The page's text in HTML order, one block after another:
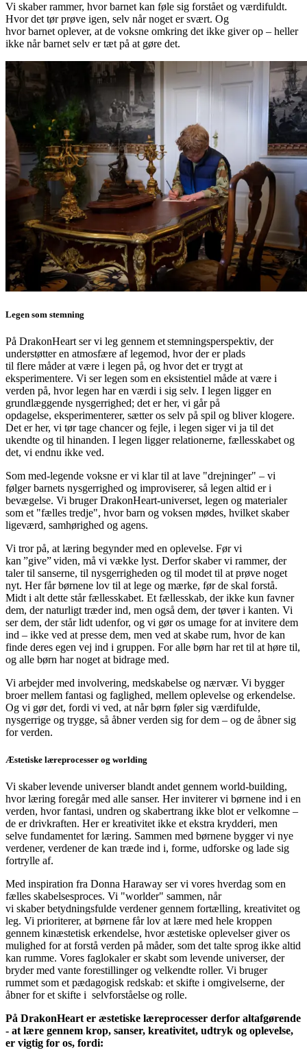
Vi skaber rammer, hvor barnet kan føle sig forstået og værdifuldt.
Hvor det tør prøve igen, selv når noget er svært. Og
hvor barnet oplever, at de voksne omkring det ikke giver op – heller
ikke når barnet selv er tæt på at gøre det.
Legen som stemning
På DrakonHeart ser vi leg gennem et stemningsperspektiv, der
understøtter en atmosfære af legemod, hvor der er plads
til flere måder at være i legen på, og hvor det er trygt at
eksperimentere. Vi ser legen som en eksistentiel måde at være i
verden på, hvor legen har en værdi i sig selv. I legen ligger en
grundlæggende nysgerrighed; det er her, vi går på
opdagelse, eksperimenterer, sætter os selv på spil og bliver klogere.
Det er her, vi tør tage chancer og fejle, i legen siger vi ja til det
ukendte og til hinanden. I legen ligger relationerne, fællesskabet og
det, vi endnu ikke ved.
Som med-legende voksne er vi klar til at lave "drejninger" – vi
følger barnets nysgerrighed og improviserer, så legen altid er i
bevægelse. Vi bruger DrakonHeart-universet, legen og materialer
som et "fælles tredje", hvor barn og voksen mødes, hvilket skaber
ligeværd, samhørighed og agens.
Vi tror på, at læring begynder med en oplevelse. Før vi
kan ”give” viden, må vi vække lyst. Derfor skaber vi rammer, der
taler til sanserne, til nysgerrigheden og til modet til at prøve noget
nyt. Her får børnene lov til at lege og mærke, før de skal forstå.
Midt i alt dette står fællesskabet. Et fællesskab, der ikke kun favner
dem, der naturligt træder ind, men også dem, der tøver i kanten. Vi
ser dem, der står lidt udenfor, og vi gør os umage for at invitere dem
ind – ikke ved at presse dem, men ved at skabe rum, hvor de kan
finde deres egen vej ind i gruppen. For alle børn har ret til at høre til,
og alle børn har noget at bidrage med.
Vi arbejder med involvering, medskabelse og nærvær. Vi bygger
broer mellem fantasi og faglighed, mellem oplevelse og erkendelse.
Og vi gør det, fordi vi ved, at når børn føler sig værdifulde,
nysgerrige og trygge, så åbner verden sig for dem – og de åbner sig
for verden.
Æstetiske læreprocesser og worlding
Vi skaber levende universer blandt andet gennem world-building,
hvor læring foregår med alle sanser. Her inviterer vi børnene ind i en
verden, hvor fantasi, undren og skabertrang ikke blot er velkomne –
de er drivkraften. Her er kreativitet ikke et ekstra krydderi, men
selve fundamentet for læring. Sammen med børnene bygger vi nye
verdener, verdener de kan træde ind i, forme, udforske og lade sig
fortrylle af.
Med inspiration fra Donna Haraway ser vi vores hverdag som en
fælles skabelsesproces. Vi "worlder" sammen, når
vi skaber betydningsfulde verdener gennem fortælling, kreativitet og
leg. Vi prioriterer, at børnene får lov at lære med hele kroppen
gennem kinæstetisk erkendelse, hvor æstetiske oplevelser giver os
mulighed for at forstå verden på måder, som det talte sprog ikke altid
kan rumme. Vores faglokaler er skabt som levende universer, der
bryder med vante forestillinger og velkendte roller. Vi bruger
rummet som et pædagogisk redskab: et skifte i omgivelserne, der
åbner for et skifte i selvforståelse og rolle.
På DrakonHeart er æstetiske læreprocesser derfor altafgørende
- at lære gennem krop, sanser, kreativitet, udtryk og oplevelse,
er vigtig for os, fordi: